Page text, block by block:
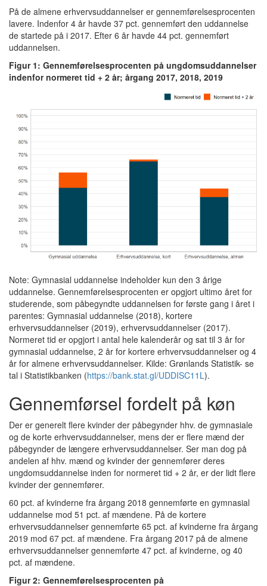
På de almene erhvervsuddannelser er gennemførelsesprocenten
lavere. Indenfor 4 år havde 37 pct. gennemført den uddannelse
de startede på i 2017. Efter 6 år havde 44 pct. gennemført
uddannelsen.
Figur 1: Gennemførelsesprocenten på ungdomsuddannelser
indenfor normeret tid + 2 år; årgang 2017, 2018, 2019
Note: Gymnasial uddannelse indeholder kun den 3 årige
uddannelse. Gennemførelsesprocenten er opgjort ultimo året for
studerende, som påbegyndte uddannelsen for første gang i året i
parentes: Gymnasial uddannelse (2018), kortere
erhvervsuddannelser (2019), erhvervsuddannelser (2017).
Normeret tid er opgjort i antal hele kalenderår og sat til 3 år for
gymnasial uddannelse, 2 år for kortere erhvervsuddannelser og 4
år for almene erhvervsuddannelser. Kilde: Grønlands Statistik- se
tal i Statistikbanken (https://bank.stat.gl/UDDISC11L).
Gennemførsel fordelt på køn
Der er generelt flere kvinder der påbegynder hhv. de gymnasiale
og de korte erhvervsuddannelser, mens der er flere mænd der
påbegynder de længere erhvervsuddannelser. Ser man dog på
andelen af hhv. mænd og kvinder der gennemfører deres
ungdomsuddannelse inden for normeret tid + 2 år, er der lidt flere
kvinder der gennemfører.
60 pct. af kvinderne fra årgang 2018 gennemførte en gymnasial
uddannelse mod 51 pct. af mændene. På de kortere
erhvervsuddannelser gennemførte 65 pct. af kvinderne fra årgang
2019 mod 67 pct. af mændene. Fra årgang 2017 på de almene
erhvervsuddannelser gennemførte 47 pct. af kvinderne, og 40
pct. af mændene.
Figur 2: Gennemførelsesprocenten på